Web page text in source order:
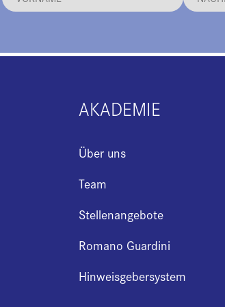
AKADEMIE
Über uns
Team
Stellenangebote
Romano Guardini
Hinweisgebersystem